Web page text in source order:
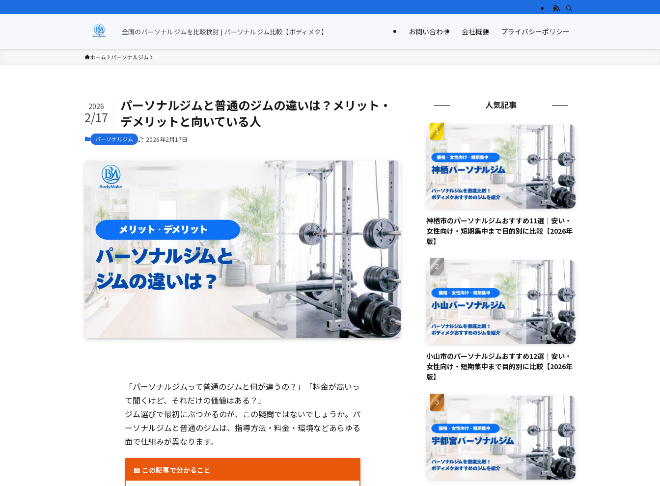
全国のパーソナルジムを比較検討 | パーソナルジム比較【ボディメク】 お問い合わせ 会社概要 プライバシーポリシー
ホーム パーソナルジム
パーソナルジムと普通のジムの違いは？メリット・
デメリットと向いている人
2026
2/17
パーソナルジム 2026年2月17日
「パーソナルジムって普通のジムと何が違うの？」「料金が高いっ
て聞くけど、それだけの価値はある？」
ジム選びで最初にぶつかるのが、この疑問ではないでしょうか。パ
ーソナルジムと普通のジムは、指導方法・料金・環境などあらゆる
面で仕組みが異なります。
📖 この記事で分かること
人気記事
神栖市のパーソナルジムおすすめ11選｜安い・
女性向け・短期集中まで目的別に比較【2026年
版】
小山市のパーソナルジムおすすめ12選｜安い・
女性向け・短期集中まで目的別に比較【2026年
版】